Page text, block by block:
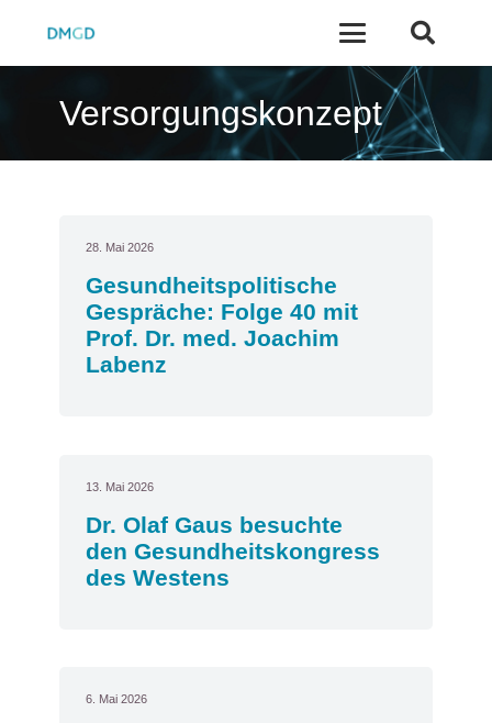
Versorgungskonzept
28. Mai 2026
Gesundheitspolitische
Gespräche: Folge 40 mit
Prof. Dr. med. Joachim
Labenz
13. Mai 2026
Dr. Olaf Gaus besuchte
den Gesundheitskongress
des Westens
6. Mai 2026